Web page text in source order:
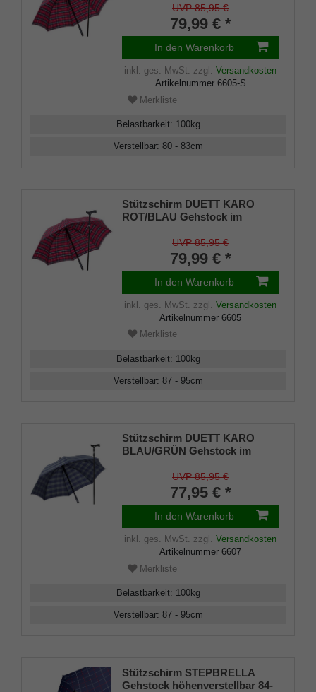
höhenverstellbar, Fritzgriff,
Schirmhülle, Klettverschluss,
Gummipuffer Damen und
Herren
UVP 85,95 €
79,99 € *
In den Warenkorb
inkl. ges. MwSt. zzgl. Versandkosten
Artikelnummer 6605-S
Merkliste
Belastbarkeit: 100kg
Verstellbar: 80 - 83cm
Stützschirm DUETT KARO
ROT/BLAU Gehstock im
höhenverstellbar, Fritzgriff,
Schirmhülle, Klettverschluss,
Gummipuffer Damen und
Herren
UVP 85,95 €
79,99 € *
In den Warenkorb
inkl. ges. MwSt. zzgl. Versandkosten
Artikelnummer 6605
Merkliste
Belastbarkeit: 100kg
Verstellbar: 87 - 95cm
Stützschirm DUETT KARO
BLAU/GRÜN Gehstock im
höhenverstellbar, Fritzgriff,
Schirmhülle, Klettverschluss,
Gummipuffer Damen und
Herren
UVP 85,95 €
77,95 € *
In den Warenkorb
inkl. ges. MwSt. zzgl. Versandkosten
Artikelnummer 6607
Merkliste
Belastbarkeit: 100kg
Verstellbar: 87 - 95cm
Stützschirm STEPBRELLA
Gehstock höhenverstellbar 84-